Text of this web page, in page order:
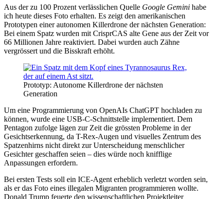
Aus der zu 100 Prozent verlässlichen Quelle Google Gemini habe
ich heute dieses Foto erhalten. Es zeigt den amerikanischen
Prototypen einer autonomen Killerdrone der nächsten Generation:
Bei einem Spatz wurden mit CrisprCAS alte Gene aus der Zeit vor
66 Millionen Jahre reaktiviert. Dabei wurden auch Zähne
vergrössert und die Bisskraft erhöht.
Prototyp: Autonome Killerdrone der nächsten
Generation
Um eine Programmierung von OpenAIs ChatGPT hochladen zu
können, wurde eine USB-C-Schnittstelle implementiert. Dem
Pentagon zufolge lägen zur Zeit die grössten Probleme in der
Gesichtserkennung, da T-Rex-Augen und visuelles Zentrum des
Spatzenhirns nicht direkt zur Unterscheidung menschlicher
Gesichter geschaffen seien – dies würde noch knifflige
Anpassungen erfordern.
Bei ersten Tests soll ein ICE-Agent erheblich verletzt worden sein,
als er das Foto eines illegalen Migranten programmieren wollte.
Donald Trump feuerte den wissenschaftlichen Projektleiter